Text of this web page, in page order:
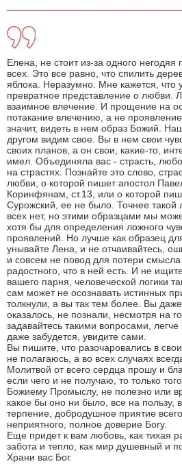
Елена, не стоит из-за одного негодяя
всех. Это все равно, что спилить
яблока. Неразумно. Мне кажется, что
превратное представление о любви.
взаимное влечение. И прощение на
потакание влечению, а не
значит, видеть в нем образ Божий.
другом видим свое. Вы в нем свои
своих планов, а он свои, какие-то,
имел. Объединяла вас - страсть,
на страстях. Познайте это слово,
любви, о которой пишет апостол
Коринфянам, ст.13, или о которой
Сурожский, ее не было. Точнее такой
всех нет, но этими образцами мы
хотя бы для определения ложного
проявлений. Но лучше как образец
унывайте Лена, и не отчаивайтесь,
и совсем не повод для потери смысла
радостного, что в ней есть. И не
вашего парня, человеческой логики
сам может не осознавать истинных
толкнули, а вы так тем более. Вы даже
оказалось, не познали, несмотря на
задавайтесь такими вопросами,
даже забудется, увидите сами.
Вы пишите, что разочаровались в
не полагаюсь, а во всех случаях
Молитвой от всего сердца прошу и
если чего и не получаю, то только
Божиему Промыслу, не полезно или
какое бы оно ни было, все на пользу,
терпение, добродушное приятие
неприятного, полное доверие Богу.
Еще придет к вам любовь, как тихая
забота и тепло, как мир душевный и
Храни вас Бог.